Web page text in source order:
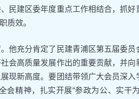
民建区委年度重点工作相结合，抓好
质效。
他充分肯定了民建青浦区第五届委员
会高质量发展作出的重要贡献，并向
现新高度。要团结带领广大会员深入
精神，扎实开展“参政为公、实干